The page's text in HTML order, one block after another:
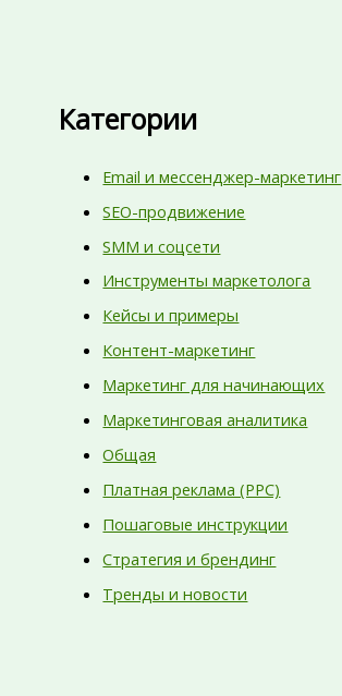
Категории
Email и мессенджер-маркетинг
SEO-продвижение
SMM и соцсети
Инструменты маркетолога
Кейсы и примеры
Контент-маркетинг
Маркетинг для начинающих
Маркетинговая аналитика
Общая
Платная реклама (PPC)
Пошаговые инструкции
Стратегия и брендинг
Тренды и новости